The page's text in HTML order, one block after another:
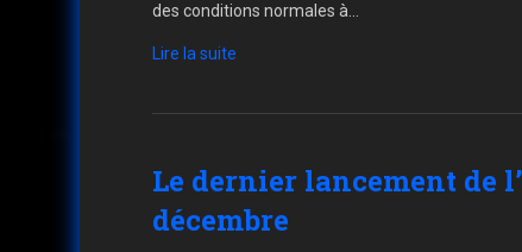
des conditions normales à…
Lire la suite
Le dernier lancement de
décembre